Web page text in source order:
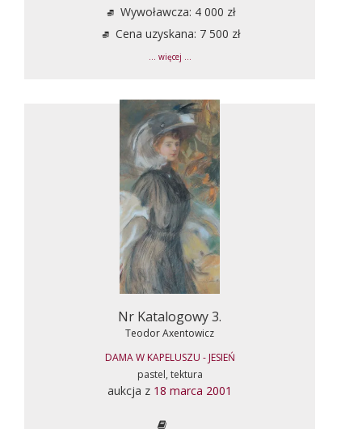
Wywoławcza: 4 000 zł
Cena uzyskana: 7 500 zł
... więcej ...
Nr Katalogowy 3.
Teodor Axentowicz
DAMA W KAPELUSZU - JESIEŃ
pastel, tektura
aukcja z 18 marca 2001